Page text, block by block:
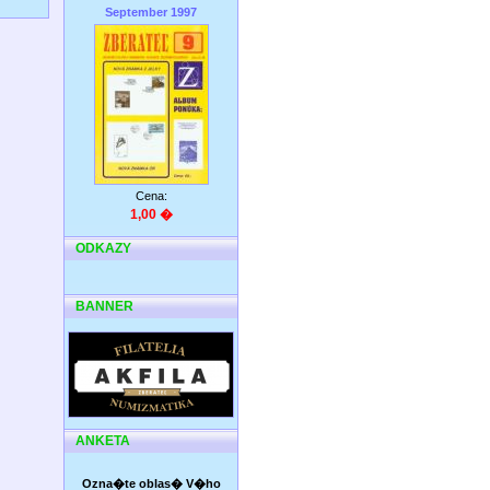
September 1997
Cena:
1,00 �
ODKAZY
BANNER
ANKETA
Ozna�te oblas� V�ho